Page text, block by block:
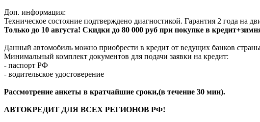
Доп. информация:
Техническое состояние подтверждено диагностикой. Гарантия 2 года на
Только до 10 августа! Скидки до 80 000 руб при покупке в
Данный автомобиль можно приобрести в кредит от ведущих банков
Минимальный комплект документов для подачи заявки на кредит:
- паспорт РФ
- водительское удостоверение
Рассмотрение анкеты в кратчайшие сроки,(в течение 30 мин).
АВТОКРЕДИТ ДЛЯ ВСЕХ РЕГИОНОВ РФ!